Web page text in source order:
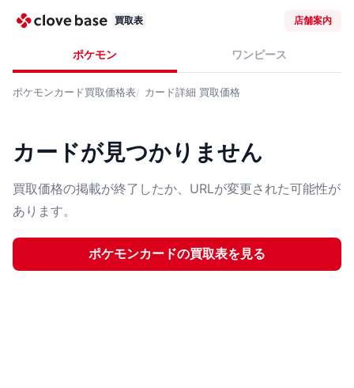
買取表 店舗案内
ポケモン ワンピース
ポケモンカード買取価格表 カード詳細 買取価格
カードが見つかりません
買取価格の掲載が終了したか、URLが変更された可能性が
あります。
ポケモンカードの買取表を見る